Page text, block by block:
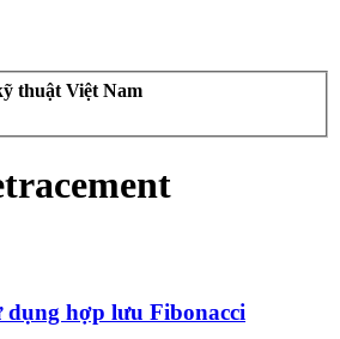
thuật Việt Nam
dụng hợp lưu Fibonacci